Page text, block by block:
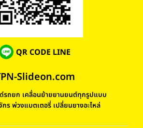
QR CODE LINE
Slideon.com
ด์รถยก เคลื่อนย้ายยานยนต์ทุกรูปแบบ
กร พ่วงแบตเตอรี่ เปลี่ยนยางอะไหล่